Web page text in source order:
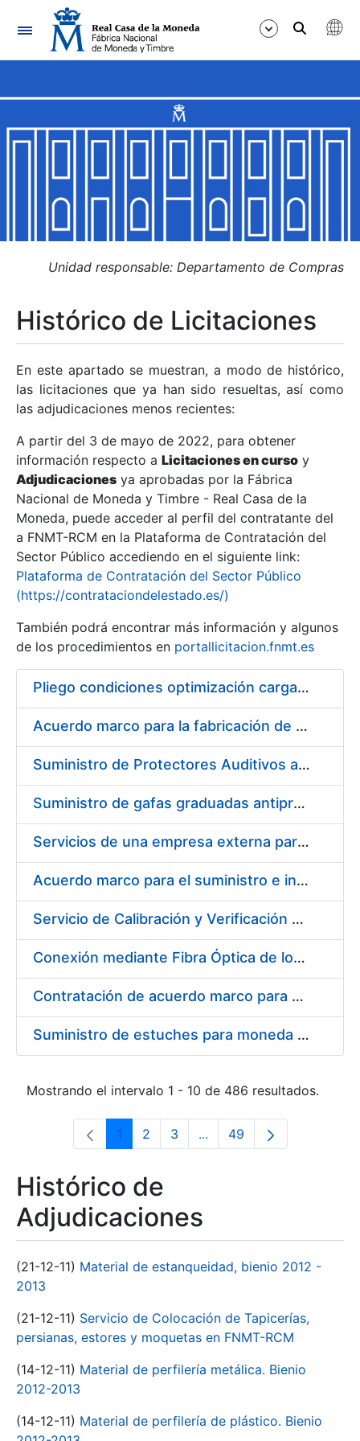
Navegación
Mostrar/Ocultar
Mostrar/Ocultar
Mostrar/Ocultar
Mostrar/Ocultar
Mostrar/Ocultar
Mostrar/Ocultar
Unidad responsable: Departamento de Compras
Histórico de Licitaciones
En este apartado se muestran, a modo de histórico,
las licitaciones que ya han sido resueltas, así como
las adjudicaciones menos recientes:
A partir del 3 de mayo de 2022, para obtener
información respecto a Licitaciones en curso y
Adjudicaciones ya aprobadas por la Fábrica
Nacional de Moneda y Timbre - Real Casa de la
Moneda, puede acceder al perfil del contratante del
a FNMT-RCM en la Plataforma de Contratación del
Sector Público accediendo en el siguiente link:
Plataforma de Contratación del Sector Público
(https://contrataciondelestado.es/)
También podrá encontrar más información y algunos
de los procedimientos en portallicitacion.fnmt.es
Pliego condiciones optimización cargas compras firmado
Acuerdo marco para la fabricación de piezas
Suministro de Protectores Auditivos a medida para las personas trabajadoras de los Centros de Trabajo de Madrid y Burgos
Suministro de gafas graduadas antiproyecciones para los trabajadores de la FNMT-RCM en los centros de trabajo de Madrid y Burgos
Servicios de una empresa externa para el asesoramiento y resolución de los recursos de alzada que se presentan relacionados con procesos de selección para la FNMT-RCM
Acuerdo marco para el suministro e instalación de persianas, estores y otros complementos
Servicio de Calibración y Verificación Externa de los Equipos de Medición del Servicio de Prevención de la FNMT-RCM
Conexión mediante Fibra Óptica de los Centros de Proceso de Datos (CPDs) de las sedes de la FNMT-RCM de Burgos y Madrid
Contratación de acuerdo marco para el Suministro de Material de Electricidad para la Fábrica Nacional de Moneda y Timbre-Real Casa de la Moneda en su centro de trabajo de Burgos
Suministro de estuches para moneda de 30 €
Mostrando el intervalo 1 - 10 de 486 resultados.
Página
1 Página
2 Página
3 ...Páginas intermedias Use
Página
49
Histórico de
Adjudicaciones
(21-12-11) Material de estanqueidad, bienio 2012 -
2013
(21-12-11) Servicio de Colocación de Tapicerías,
persianas, estores y moquetas en FNMT-RCM
(14-12-11) Material de perfilería metálica. Bienio
2012-2013
(14-12-11) Material de perfilería de plástico. Bienio